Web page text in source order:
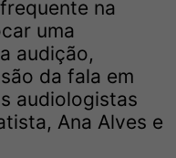
na
uma
audição,
da fala em
audiologistas
Ana Alves e